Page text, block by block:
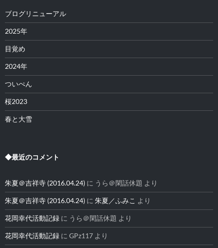
ブログリニューアル
2025年
目覚め
2024年
ついぺん
桜2023
春と大雪
◆最近のコメント
朱夏＠吉祥寺 (2016.04.24) に うら＠閑話休題 より
朱夏＠吉祥寺 (2016.04.24) に 朱夏／ふみこ より
花岡幸代活動記録 に うら＠閑話休題 より
花岡幸代活動記録 に GPz117 より